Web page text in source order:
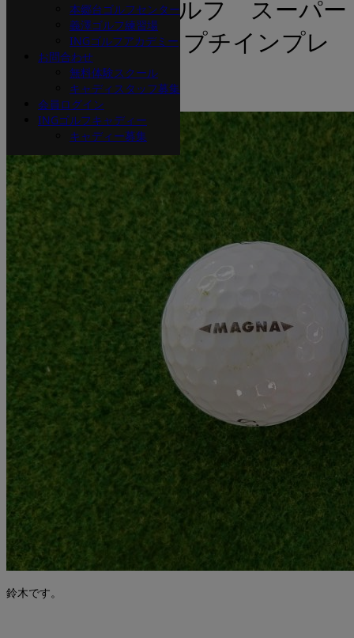
本郷台ゴルフセンター
義澤ゴルフ練習場
INGゴルフアカデミー
お問合わせ
無料体験スクール
キャディスタッフ募集
会員ログイン
INGゴルフキャディー
キャディー募集
キャロウェイゴルフ スーパー
ソフト マグナ プチインプレ
ッション
鈴木です。